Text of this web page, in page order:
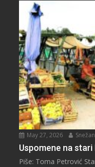
May 27, 2026
Uspomene na stari
Piše: Toma Petrović